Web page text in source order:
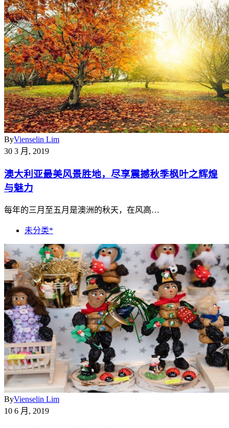
ByVienselin Lim
30 3 月, 2019
澳大利亚最美风景胜地，尽享震撼秋季枫叶之辉煌
与魅力
每年的三月至五月是澳洲的秋天，在风高…
未分类*
ByVienselin Lim
10 6 月, 2019